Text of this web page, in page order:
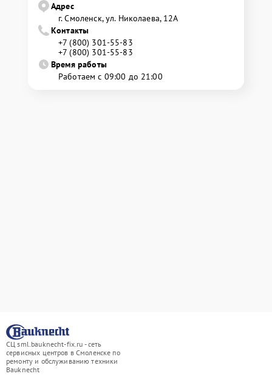
Адрес
г. Смоленск, ул. Николаева, 12А
Контакты
+7 (800) 301-55-83
+7 (800) 301-55-83
Время работы
Работаем с 09:00 до 21:00
СЦ sml.bauknecht-fix.ru - сеть
сервисных центров в Смоленске по
ремонту и обслуживанию техники
Bauknecht